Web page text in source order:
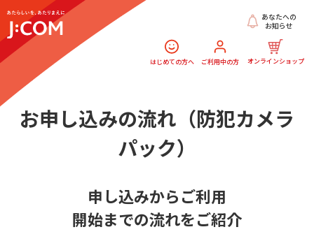
はじめての方へ ご利用中の方 オンラインショップ
あなたへの
お知らせ
お申し込みの流れ（防犯カメラ
パック）
申し込みからご利用
開始までの流れをご紹介